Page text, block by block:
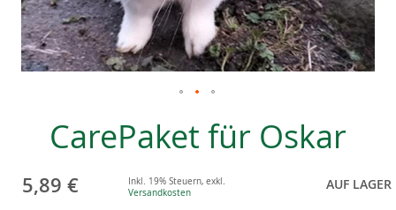
CarePaket für Oskar
5,89 € Inkl. 19% Steuern, exkl.
Versandkosten
AUF LAGER
of